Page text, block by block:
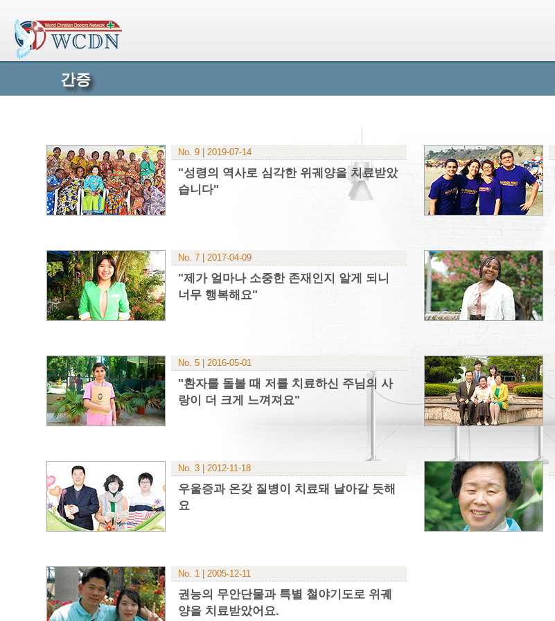
간증
No. 9 | 2019-07-14
"성령의 역사로 심각한 위궤양을 치료받았
습니다"
No. 7 | 2017-04-09
"제가 얼마나 소중한 존재인지 알게 되니
너무 행복해요"
No. 5 | 2016-05-01
"환자를 돌볼 때 저를 치료하신 주님의 사
랑이 더 크게 느껴져요"
No. 3 | 2012-11-18
우울증과 온갖 질병이 치료돼 날아갈 듯해
요
No. 1 | 2005-12-11
권능의 무안단물과 특별 철야기도로 위궤
양을 치료받았어요.